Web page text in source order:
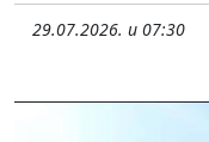
29.07.2026. u 07:30